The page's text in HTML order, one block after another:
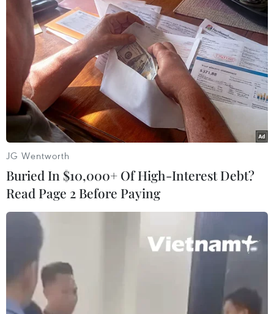
tử vong mới do dịch bệnh COVID-19 trong bối cảnh dịch
bệnh này đang diễn biến nguy hiểm và hết sức khó
lường.
Hãng ILNA của Iran đưa tin số người chết
tăng vọt ở thành phố Qom
24/02/2020 09:03
JG Wentworth
Buried In $10,000+ Of High-Interest Debt?
Read Page 2 Before Paying